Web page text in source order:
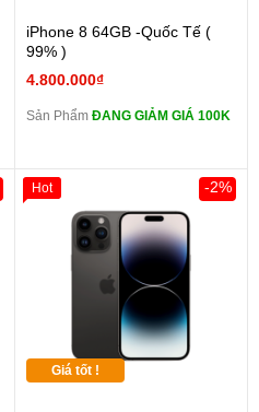
iPhone 8 64GB -Quốc Tế (
99% )
4.800.000₫
Sản Phẩm ĐANG GIẢM GIÁ 100K
Giá tốt !
-2%
Hot